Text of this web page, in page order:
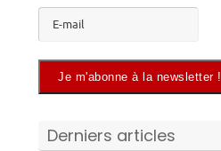
Derniers articles